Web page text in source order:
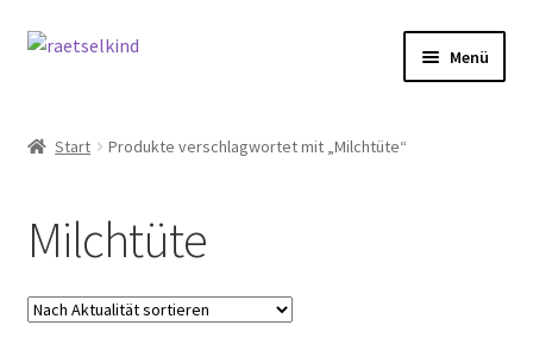
Zur
Zum
Menü
Cookie-Richtlinie (EU)
Datenschutzbelehrung
Start Produkte verschlagwortet mit „Milchtüte“
Milchtüte